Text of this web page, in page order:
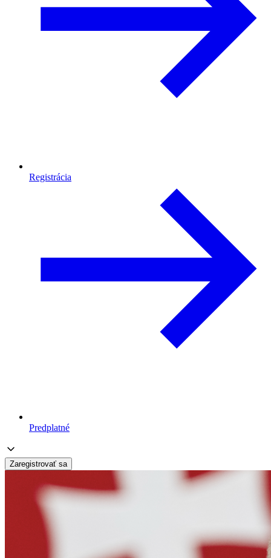
Registrácia
Predplatné
Zaregistrovať sa